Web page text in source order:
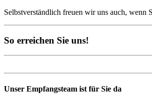
Selbstverständlich freuen wir uns auch, wenn
So erreichen Sie uns!
Unser Empfangsteam ist für Sie da